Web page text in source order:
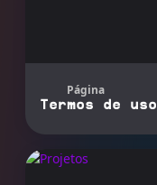
Página
Termos de uso